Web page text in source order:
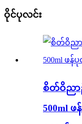
ဝိုင်ပုလင်း
စိတ်ဝိညာ
500ml